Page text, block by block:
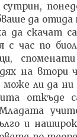
да
да скачат
с час по
на втори
може ли да
откъде
и